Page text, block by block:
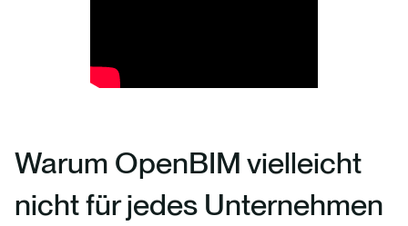
Warum OpenBIM vielleicht
nicht für jedes Unternehmen